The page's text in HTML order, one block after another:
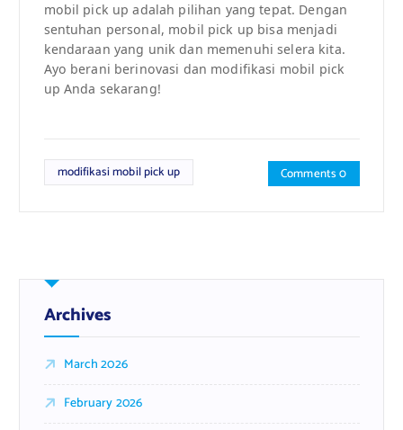
mobil pick up adalah pilihan yang tepat. Dengan
sentuhan personal, mobil pick up bisa menjadi
kendaraan yang unik dan memenuhi selera kita.
Ayo berani berinovasi dan modifikasi mobil pick
up Anda sekarang!
modifikasi mobil pick up Comments 0
Archives
March 2026
February 2026